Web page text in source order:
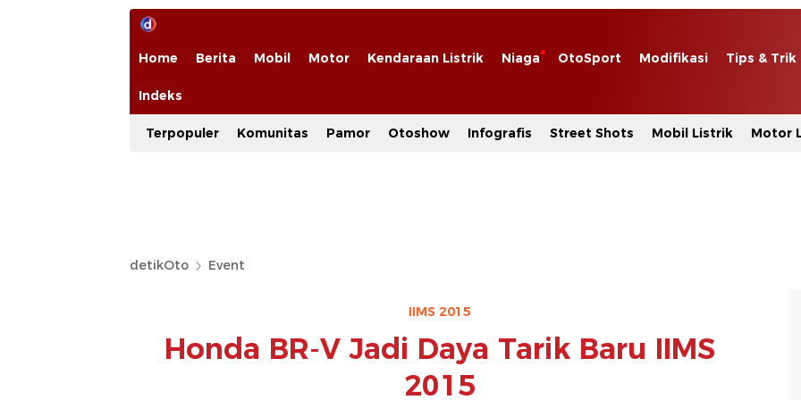
Home Berita Mobil Motor Kendaraan Listrik Niaga OtoSport Modifikasi Tips & Trik
Indeks
Terpopuler Komunitas Pamor Otoshow Infografis Street Shots Mobil Listrik Motor
detikOto Event
IIMS 2015
Honda BR-V Jadi Daya Tarik Baru IIMS
2015